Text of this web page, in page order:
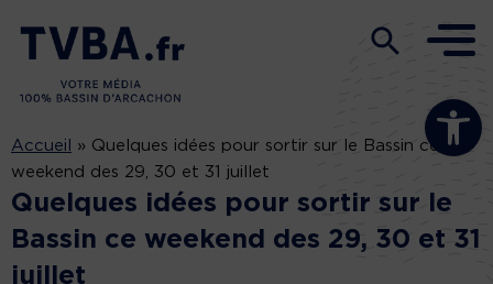
Ouvrir la
Accueil » Quelques idées pour sortir sur le Bassin ce
weekend des 29, 30 et 31 juillet
Quelques idées pour sortir sur le
Bassin ce weekend des 29, 30 et 31
juillet